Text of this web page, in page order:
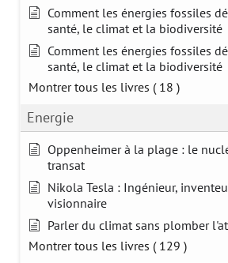
Comment les énergies fossiles
santé, le climat et la biodiversité
Comment les énergies fossiles
santé, le climat et la biodiversité
Montrer tous les livres ( 18 )
Energie
Oppenheimer à la plage : le
transat
Nikola Tesla : Ingénieur,
visionnaire
Parler du climat sans plomber
Montrer tous les livres ( 129 )